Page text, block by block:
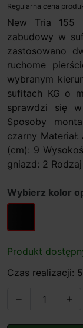
Regularna cena
New Tria 155
zabudowy w
zastosowano
ruchome
wybranym
sufitach KG o
sprawdzi się
Sposoby
czarny
(cm): 9
gniazd: 2 Rodzaj
Wybierz kolor
czarny
Produkt
Czas realizacji:
 